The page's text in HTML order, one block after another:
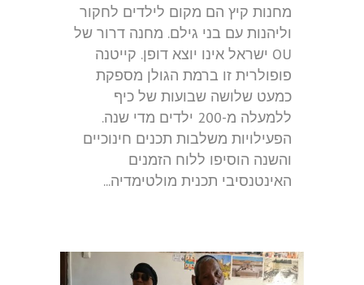
מחנות קיץ הם מקום לילדים לחקור
וליהנות עם בני גילם. מחנה דרור של
OU ישראל אינו יוצא דופן. קייטנה
פופולרית זו ברמת הגולן מספקת
כמעט שלושה שבועות של כיף
ללמעלה מ-200 ילדים מדי שנה.
הפעילויות משלבות תכנים חינוכיים
והשנה הוסיפו ללוח הזמנים
האינטנסיבי תכנית מולטימדיה...